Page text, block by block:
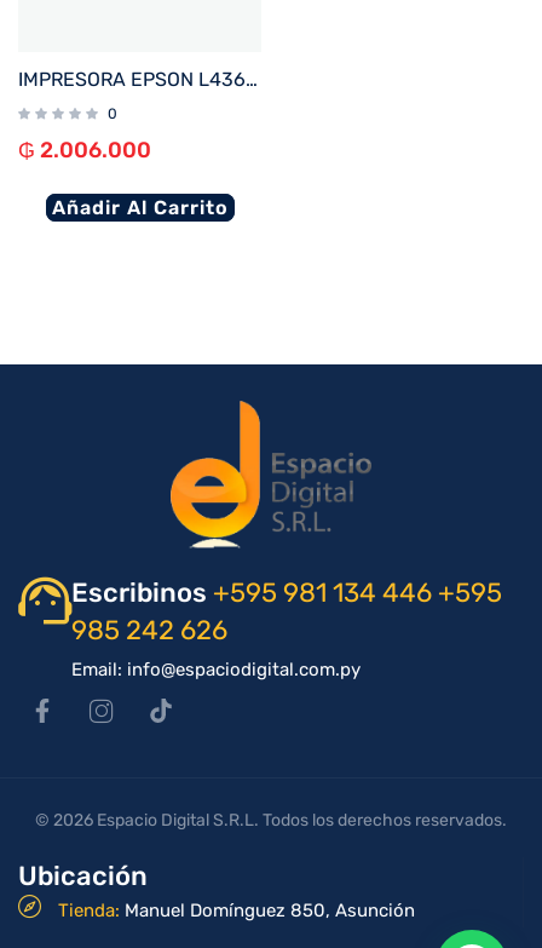
IMPRESORA EPSON L4360 ECOTANK IMP%2FCOP%2FSCA%2FWIFI%2FUSB%2FBIVOLT
0
₲ 2.006.000
Añadir Al Carrito
Escribinos +595 981 134 446 +595
985 242 626
Email: info@espaciodigital.com.py
Ubicación
Tienda: Manuel Domínguez 850, Asunción
© 2026 Espacio Digital S.R.L. Todos los derechos reservados.